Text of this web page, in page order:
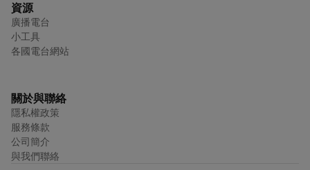
資源
廣播電台
小工具
各國電台網站
關於與聯絡
隱私權政策
服務條款
公司簡介
與我們聯絡